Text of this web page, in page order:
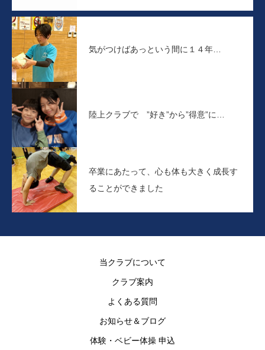
気がつけばあっという間に１４年…
陸上クラブで ”好き”から”得意”に…
卒業にあたって、心も体も大きく成長す
ることができました
当クラブについて
クラブ案内
よくある質問
お知らせ＆ブログ
体験・ベビー体操 申込